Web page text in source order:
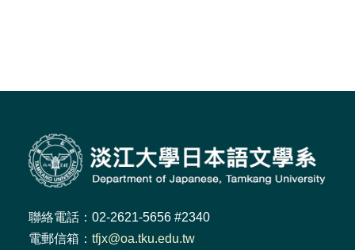
聯絡電話：02-2621-5656 #2340
電郵信箱： tfjx@oa.tku.edu.tw